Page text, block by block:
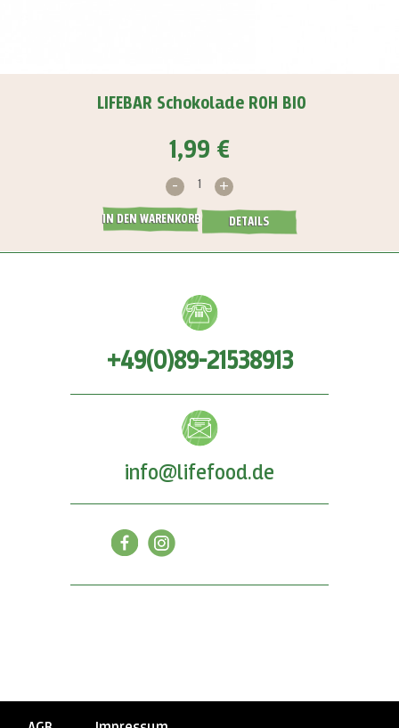
LIFEBAR Schokolade ROH BIO
1,99 €
- +
IN DEN WARENKORB DETAILS
+49(0)89-21538913
info@lifefood.de